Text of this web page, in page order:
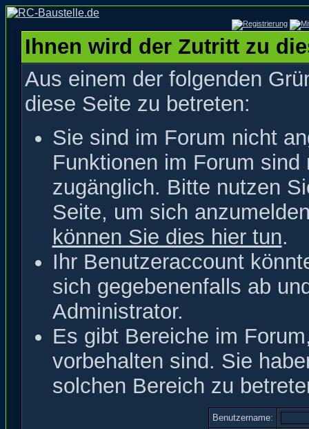
Ihnen wird der Zutritt zu
Aus einem der folgenden
diese Seite zu betreten:
Sie sind im Forum nicht
Funktionen im Forum
zugänglich. Bitte nutzen
Seite, um sich
können Sie dies hier tun.
Ihr Benutzeraccount
sich gegebenenfalls ab
Administrator.
Es gibt Bereiche im
vorbehalten sind. Sie
solchen Bereich zu
Benutzername: